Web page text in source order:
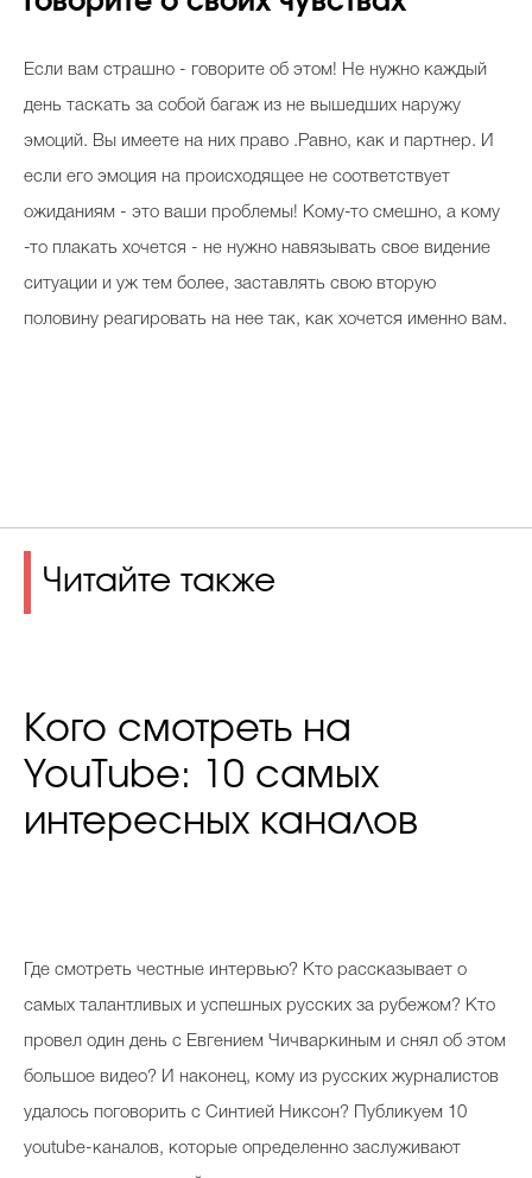
Если вам страшно - говорите об этом! Не нужно каждый
день таскать за собой багаж из не вышедших наружу
эмоций. Вы имеете на них право .Равно, как и партнер. И
если его эмоция на происходящее не соответствует
ожиданиям - это ваши проблемы! Кому-то смешно, а кому
-то плакать хочется - не нужно навязывать свое видение
ситуации и уж тем более, заставлять свою вторую
половину реагировать на нее так, как хочется именно вам.
Читайте также
Кого смотреть на
YouTube: 10 самых
интересных каналов
Где смотреть честные интервью? Кто рассказывает о
самых талантливых и успешных русских за рубежом? Кто
провел один день с Евгением Чичваркиным и снял об этом
большое видео? И наконец, кому из русских журналистов
удалось поговорить с Синтией Никсон? Публикуем 10
youtube-каналов, которые определенно заслуживают